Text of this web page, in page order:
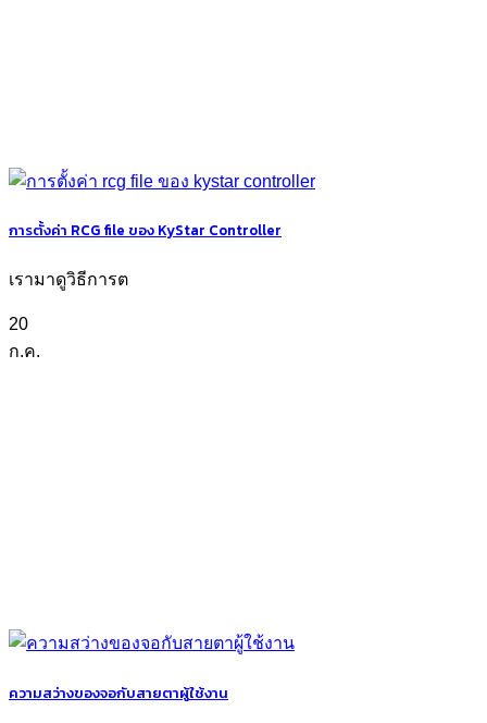
การตั้งค่า RCG file ของ KyStar Controller
เรามาดูวิธีการต
20
ก.ค.
ความสว่างของจอกับสายตาผู้ใช้งาน